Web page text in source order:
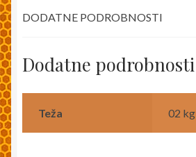
DODATNE PODROBNOSTI
Dodatne podrobnosti
Teža 02 kg